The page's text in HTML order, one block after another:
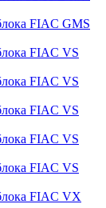
FIAC GMS
FIAC VS
FIAC VS
FIAC VS
FIAC VS
FIAC VS
FIAC VX